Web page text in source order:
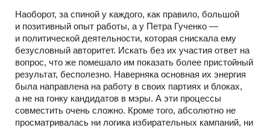
Наоборот, за спиной у каждого, как правило, большой
и позитивный опыт работы, а у Петра Гученко —
и политической деятельности, которая снискала ему
безусловный авторитет. Искать без их участия ответ на
вопрос, что же помешало им показать более пристойный
результат, бесполезно. Наверняка основная их энергия
была направлена на работу в своих партиях и блоках,
а не на гонку кандидатов в мэры. А эти процессы
совместить очень сложно. Кроме того, абсолютно не
просматривалась ни логика избирательных кампаний, ни